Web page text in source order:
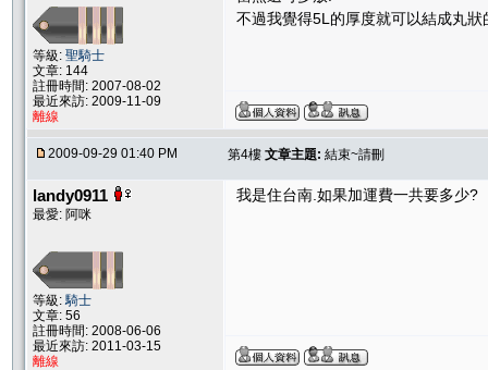
等級: 聖騎士
文章: 144
註冊時間: 2007-08-02
最近來訪: 2009-11-09
離線
不過我覺得5L的厚度就可以結成丸
2009-09-29 01:40 PM 第4樓 文章主題: 結束~請刪
landy0911
最愛: 阿咪
等級:騎士
文章: 56
註冊時間: 2008-06-06
最近來訪: 2011-03-15
離線
我是住台南.如果加運費一共要多少?